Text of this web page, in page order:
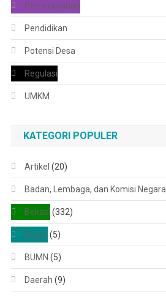
Pemerintahan
Pendidikan
Potensi Desa
Regulasi
UMKM
KATEGORI POPULER
Artikel (20)
Badan, Lembaga, dan Komisi Negara
Bekasi (332)
Bogor(5)
BUMN (5)
Daerah (9)